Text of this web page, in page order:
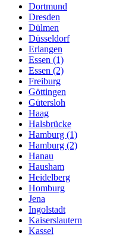
Dortmund
Dresden
Dülmen
Düsseldorf
Erlangen
Essen (1)
Essen (2)
Freiburg
Göttingen
Gütersloh
Haag
Halsbrücke
Hamburg (1)
Hamburg (2)
Hanau
Hausham
Heidelberg
Homburg
Jena
Ingolstadt
Kaiserslautern
Kassel